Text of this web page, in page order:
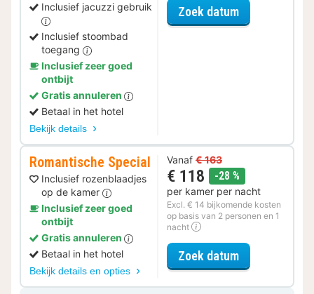
Inclusief jacuzzi gebruik
Inclusief stoombad
toegang
Inclusief zeer goed
ontbijt
Gratis annuleren
Betaal in het hotel
Bekijk details
Zoek datumvoor Relax
Romantische Special
Inclusief rozenblaadjes
op de kamer
Inclusief zeer goed
ontbijt
Gratis annuleren
Betaal in het hotel
Bekijk details en opties
Vanaf € 163
€ 118 -28 %
per kamer per nacht
Excl. € 14 bijkomende kosten
op basis van 2 personen en 1
nacht
Zoek datumvoor